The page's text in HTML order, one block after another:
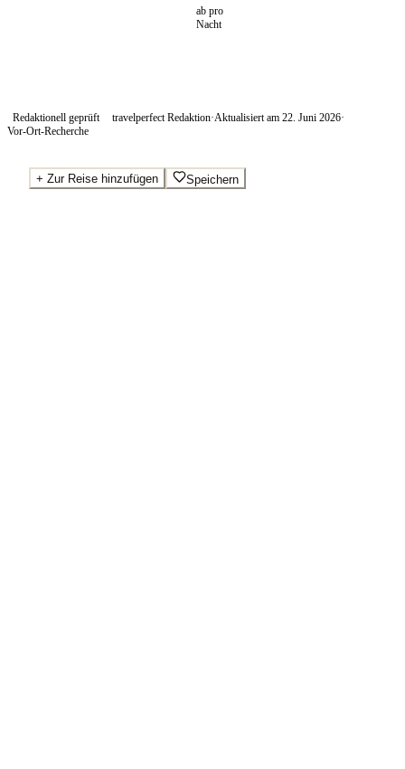
ab pro
Nacht
Redaktionell geprüft travelperfect Redaktion·Aktualisiert am 22. Juni 2026·
Vor-Ort-Recherche
+ Zur Reise hinzufügen Speichern